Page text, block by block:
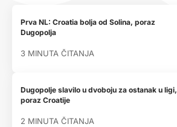
Prva NL: Croatia bolja od Solina, poraz
Dugopolja
3 MINUTA ČITANJA
Dugopolje slavilo u dvoboju za ostanak u ligi,
poraz Croatije
2 MINUTA ČITANJA